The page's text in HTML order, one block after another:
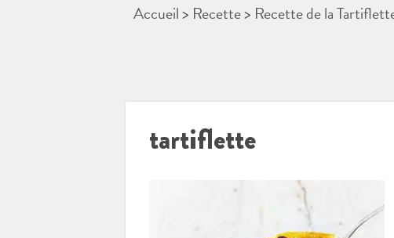
Accueil> Recette> Recette de la
tartiflette